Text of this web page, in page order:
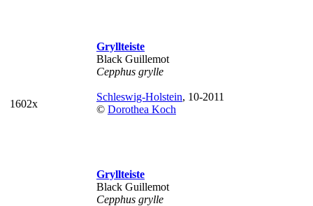
1602x
Gryllteiste
Black Guillemot
Cepphus grylle
Schleswig-Holstein, 10-2011
© Dorothea Koch
Gryllteiste
Black Guillemot
Cepphus grylle